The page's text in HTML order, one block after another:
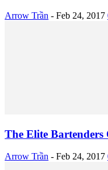
Arrow Trần - Feb 24, 2017
The Elite Bartenders
Arrow Trần - Feb 24, 2017